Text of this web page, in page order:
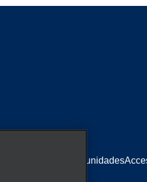
Igualdad de oportunidades